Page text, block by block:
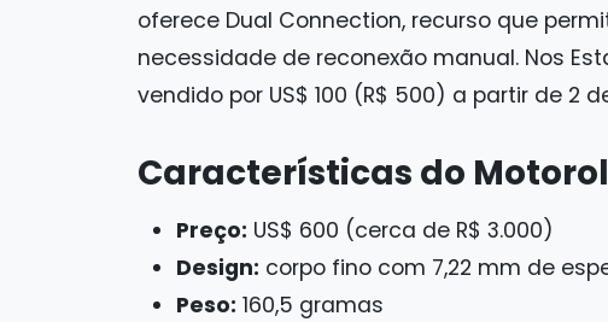
oferece Dual Connection, recurso que
necessidade de reconexão manual. Nos
vendido por US$ 100 (R$ 500) a partir de 2
Características do
Preço: US$ 600 (cerca de R$ 3.000)
Design: corpo fino com 7,22 mm de
Peso: 160,5 gramas